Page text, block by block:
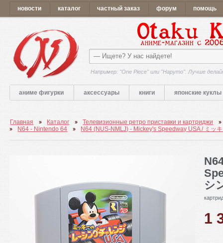
новости каталог частный заказ форум помощь
Например: "One Piece" или "Наруто". Лучше
аниме фигурки аксессуары книги японские куклы
Главная Каталог
Телевизионные ретро приставки и картриджи
N64 - Nintendo 64
N64 (NUS-NMLJ) - Mickey's Speedway USA / ミッ
シ
1